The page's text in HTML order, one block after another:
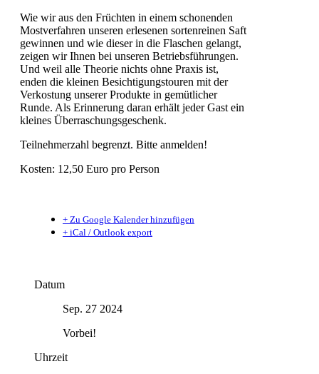
Wie wir aus den Früchten in einem schonenden
Mostverfah­ren unseren erlesenen sortenreinen Saft
gewinnen und wie dieser in die Flaschen gelangt,
zeigen wir Ihnen bei unseren Betriebsführungen.
Und weil alle Theorie nichts ohne Praxis ist,
enden die kleinen Besichtigungstouren mit der
Verkostung unserer Produkte in gemütlicher
Runde. Als Erinnerung daran erhält jeder Gast ein
kleines Überraschungsgeschenk.
Teilnehmerzahl begrenzt. Bitte anmelden!
Kosten: 12,50 Euro pro Person
+ Zu Google Kalender hinzufügen
+ iCal / Outlook export
Datum
Sep. 27 2024
Vorbei!
Uhrzeit